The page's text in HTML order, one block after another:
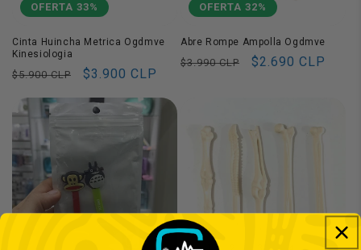
OFERTA 33%
Cinta Huincha Metrica Ogdmve
Kinesiologia
Precio
$5.900 CLP
Precio
oferta
$3.900 CLP
OFERTA 32%
Abre Rompe Ampolla Ogdmve
Precio
$3.990 CLP
Precio
$2.690 CLP